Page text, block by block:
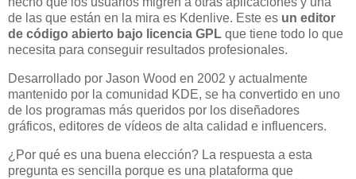
de las que están en la mira es Kdenlive. Este es un editor
de código abierto bajo licencia GPL que tiene todo lo que
necesita para conseguir resultados profesionales.
Desarrollado por Jason Wood en 2002 y actualmente
mantenido por la comunidad KDE, se ha convertido en uno
de los programas más queridos por los diseñadores
gráficos, editores de vídeos de alta calidad e influencers.
¿Por qué es una buena elección? La respuesta a esta
pregunta es sencilla porque es una plataforma que